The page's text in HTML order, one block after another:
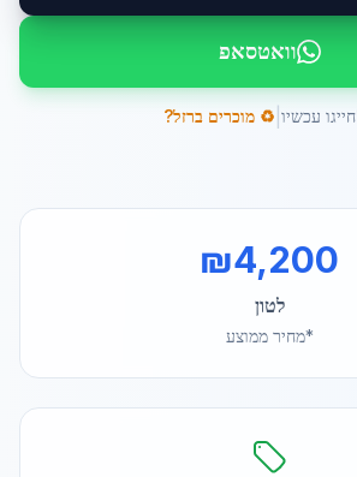
וואטסאפ
חייגו עכשיו ♻️ מוכרים ברזל?
₪4,200
לטון
*מחיר ממוצע